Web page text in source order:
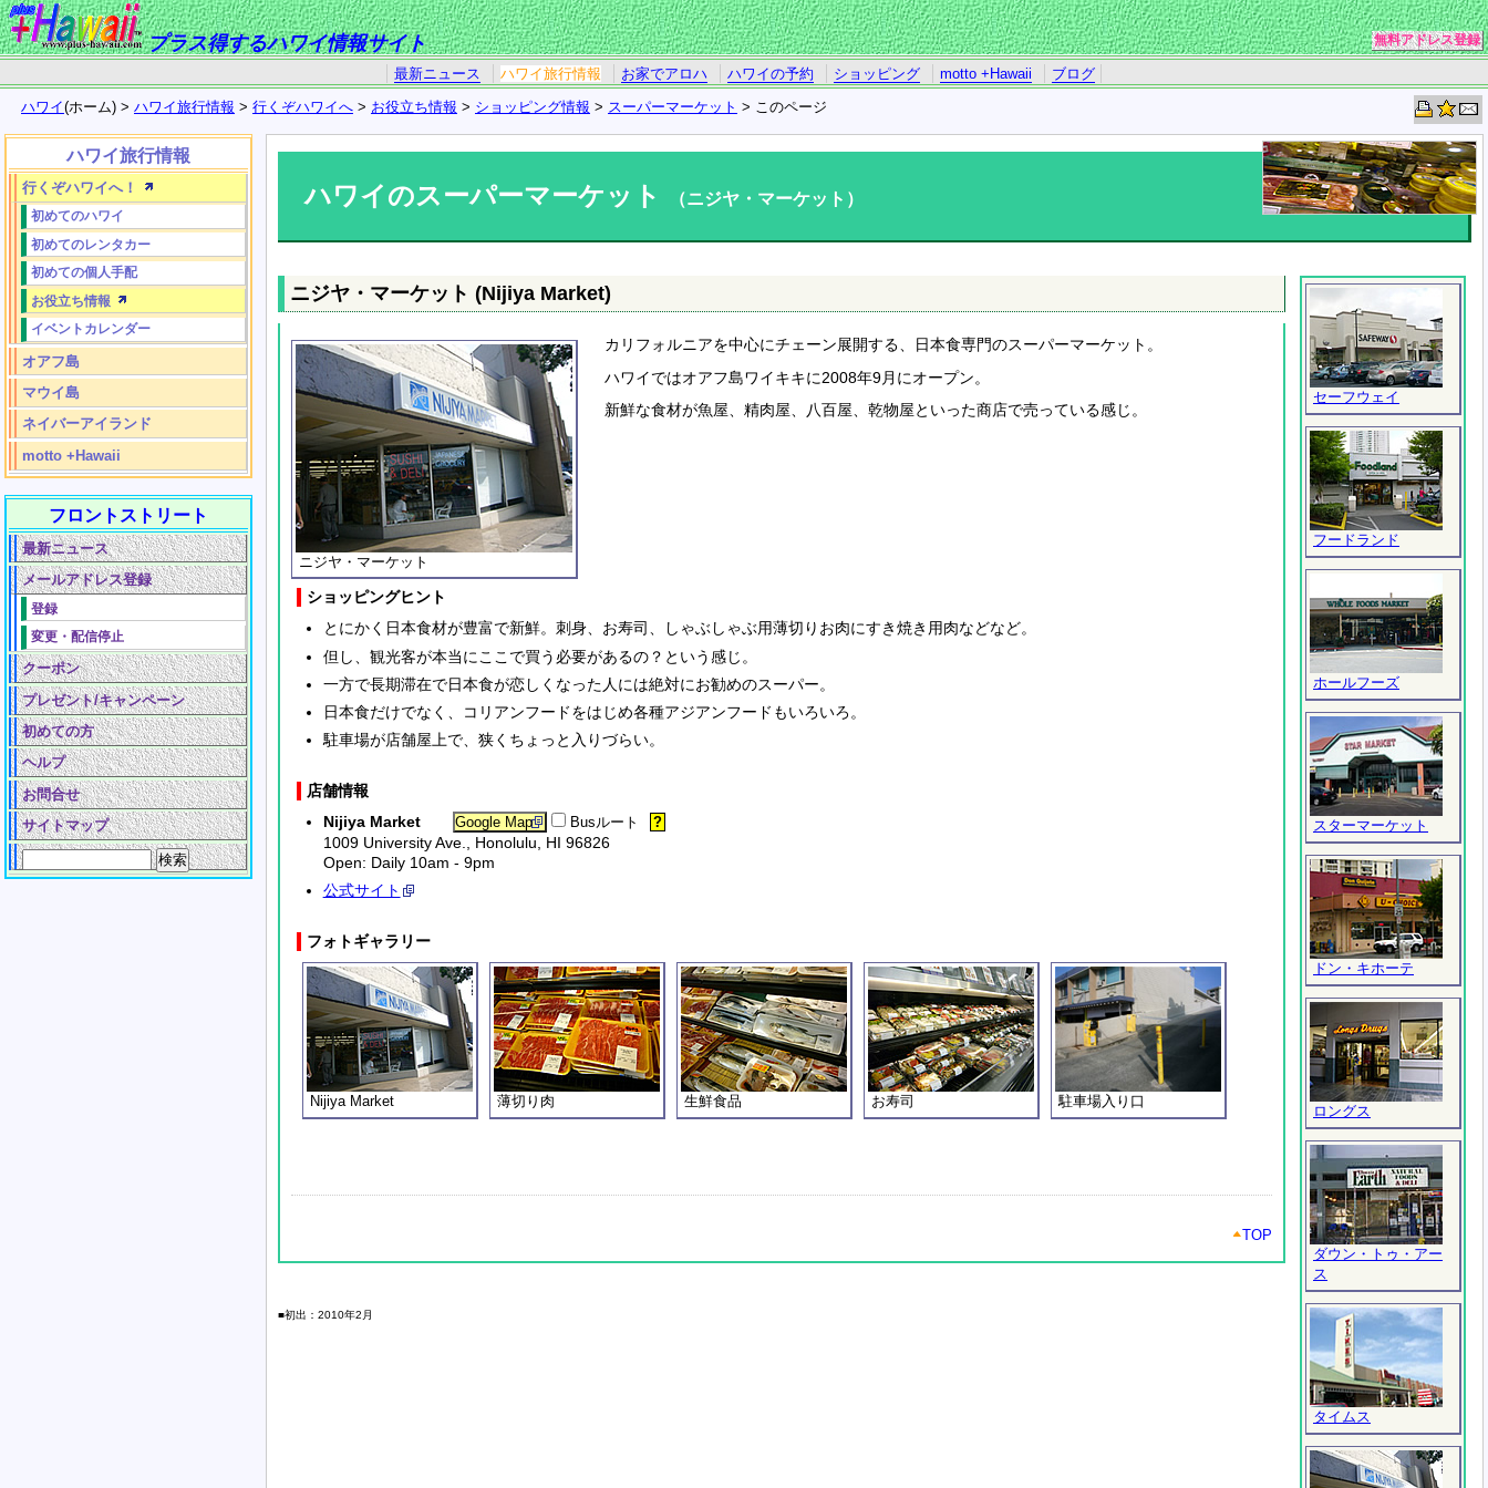
プラス得するハワイ情報サイト
最新ニュース ハワイ旅行情報 お家でアロハ ハワイの予約 ショッピング motto +Hawaii ブログ
ハワイ(ホーム) > ハワイ旅行情報 > 行くぞハワイへ > お役立ち情報 > ショッピング情報 > スーパーマーケット > このページ
ハワイのスーパーマーケット （ニジヤ・マーケット）
ニジヤ・マーケット (Nijiya Market)
ニジヤ・マーケット
カリフォルニアを中心にチェーン展開する、日本食専門のスーパーマーケット。
ハワイではオアフ島ワイキキに2008年9月にオープン。
新鮮な食材が魚屋、精肉屋、八百屋、乾物屋といった商店で売っている感じ。
ショッピングヒント
とにかく日本食材が豊富で新鮮。刺身、お寿司、しゃぶしゃぶ用薄切りお肉にすき焼き用肉などなど。
但し、観光客が本当にここで買う必要があるの？という感じ。
一方で長期滞在で日本食が恋しくなった人には絶対にお勧めのスーパー。
日本食だけでなく、コリアンフードをはじめ各種アジアンフードもいろいろ。
駐車場が店舗屋上で、狭くちょっと入りづらい。
店舗情報
Nijiya Market
Busルート ?
1009 University Ave., Honolulu, HI 96826
Open: Daily 10am - 9pm
公式サイト
フォトギャラリー
Nijiya Market 薄切り肉 生鮮食品 お寿司 駐車場入り口
TOP
■初出：2010年2月
セーフウェイ
フードランド
ホールフーズ
スターマーケット
ドン・キホーテ
ロングス
ダウン・トゥ・アー
ス
タイムス
ハワイ旅行情報
行くぞハワイへ！
初めてのハワイ
初めてのレンタカー
初めての個人手配
お役立ち情報
イベントカレンダー
オアフ島
マウイ島
ネイバーアイランド
motto +Hawaii
フロントストリート
最新ニュース
メールアドレス登録
登録
変更・配信停止
クーポン
プレゼント/キャンペーン
初めての方
ヘルプ
お問合せ
サイトマップ
無料アドレス登録